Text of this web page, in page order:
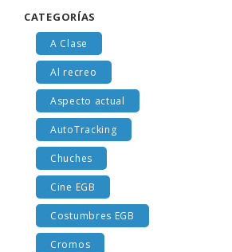
CATEGORÍAS
A Clase
Al recreo
Aspecto actual
AutoTracking
Chuches
Cine EGB
Costumbres EGB
Cromos